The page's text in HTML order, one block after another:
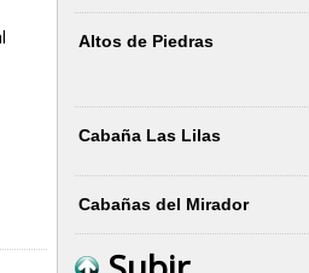
Altos de Piedras
Cabaña Las Lilas
Cabañas del Mirador